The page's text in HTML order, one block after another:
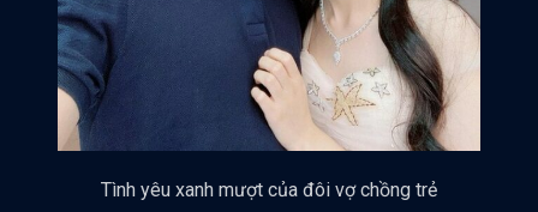
Tình yêu xanh mượt của đôi vợ chồng trẻ